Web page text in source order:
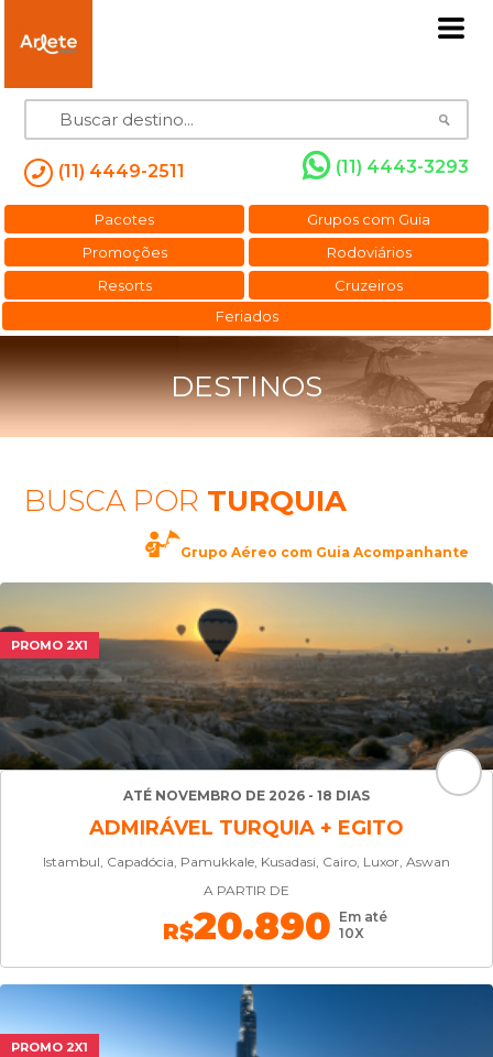
(11) 4449-2511 (11) 4443-3293
Pacotes
Grupos com Guia
Promoções
Rodoviários
Resorts
Cruzeiros
Feriados
DESTINOS
BUSCA POR TURQUIA
Grupo Aéreo com Guia Acompanhante
PROMO 2X1
ATÉ NOVEMBRO DE 2026 - 18 DIAS
ADMIRÁVEL TURQUIA + EGITO
Istambul, Capadócia, Pamukkale, Kusadasi, Cairo, Luxor, Aswan
A PARTIR DE
R$20.890 Em até
10X
PROMO 2X1